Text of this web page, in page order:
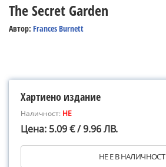
The Secret Garden
Автор: Frances Burnett
Хартиено издание
Наличност: НЕ
Цена: 5.09 € / 9.96 ЛВ.
НЕ Е В НАЛИЧНОСТ